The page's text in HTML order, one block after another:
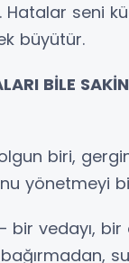
seni
büyütür.
BİLE SAKİN
biri,
yönetmeyi
bir vedayı, bir
bağırmadan,